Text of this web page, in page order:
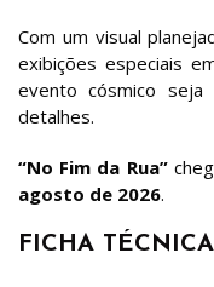
Com um visual
exibições especiais
evento cósmico
detalhes.
“No Fim da Rua”
agosto de 2026.
FICHA TÉCNICA